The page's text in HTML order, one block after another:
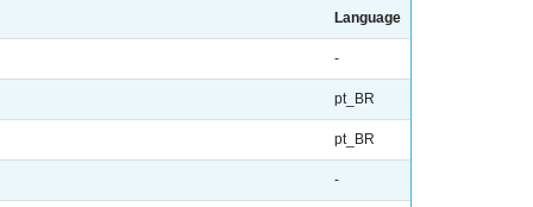
Language
-
pt_BR
pt_BR
-